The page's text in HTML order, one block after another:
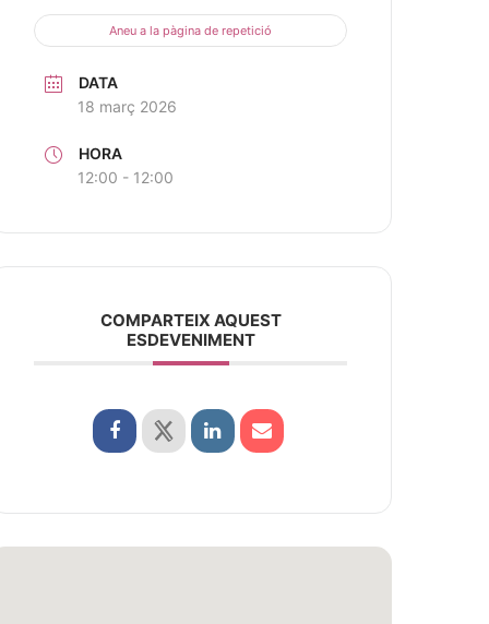
Aneu a la pàgina de repetició
DATA
18 març 2026
HORA
12:00 - 12:00
COMPARTEIX AQUEST
ESDEVENIMENT